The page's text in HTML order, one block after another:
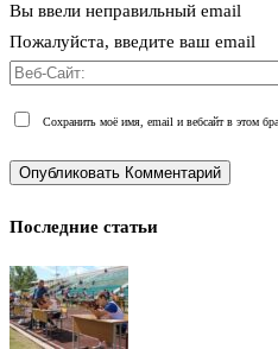
Вы ввели неправильный email
Пожалуйста, введите ваш email
Сохранить моё имя, email и вебсайт в этом
Последние статьи